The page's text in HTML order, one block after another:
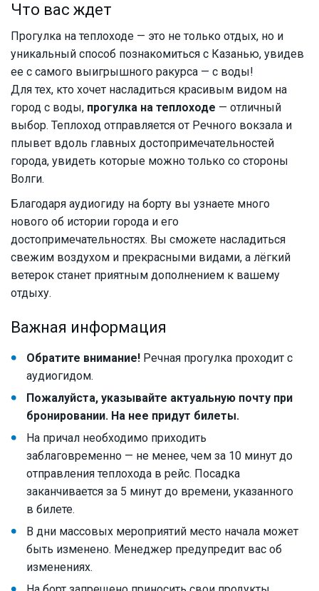
Что вас ждет
Прогулка на теплоходе — это не только отдых, но и
уникальный способ познакомиться с Казанью, увидев
ее с самого выигрышного ракурса — с воды!
Для тех, кто хочет насладиться красивым видом на
город с воды, прогулка на теплоходе — отличный
выбор. Теплоход отправляется от Речного вокзала и
плывет вдоль главных достопримечательностей
города, увидеть которые можно только со стороны
Волги.
Благодаря аудиогиду на борту вы узнаете много
нового об истории города и его
достопримечательностях. Вы сможете насладиться
свежим воздухом и прекрасными видами, а лёгкий
ветерок станет приятным дополнением к вашему
отдыху.
Важная информация
Обратите внимание! Речная прогулка проходит с
аудиогидом.
Пожалуйста, указывайте актуальную почту при
бронировании. На нее придут билеты.
На причал необходимо приходить
заблаговременно — не менее, чем за 10 минут до
отправления теплохода в рейс. Посадка
заканчивается за 5 минут до времени, указанного
в билете.
В дни массовых мероприятий место начала может
быть изменено. Менеджер предупредит вас об
изменениях.